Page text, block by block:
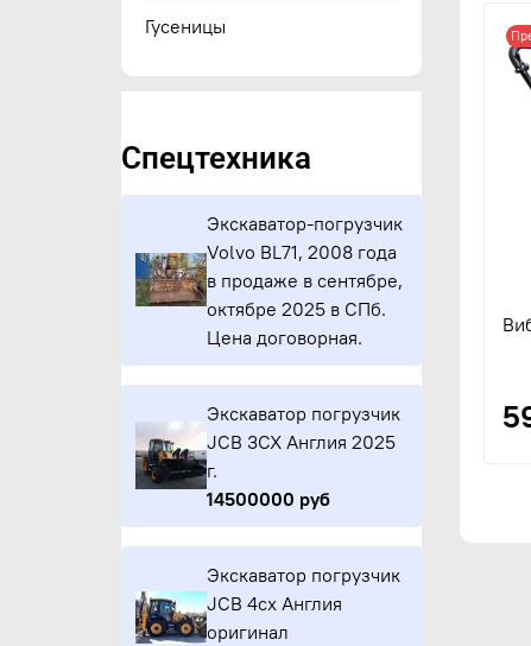
Гусеницы
Спецтехника
Экскаватор-погрузчик
Volvo BL71, 2008 года
в продаже в сентябре,
октябре 2025 в СПб.
Цена договорная.
Экскаватор погрузчик
JCB 3CX Англия 2025
г.
14500000 руб
Экскаватор погрузчик
JCB 4cx Англия
оригинал